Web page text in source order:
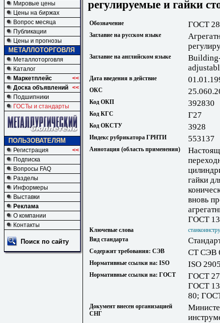
Мировые цены
Цены на биржах
Вопрос месяца
Публикации
Цены и прогнозы
МЕТАЛЛОТОРГОВЛЯ
Металлоторговля
Каталог
Маркетплейс
<<
Доска объявлений <<
Подшипники
ГОСТы и стандарты
ПОЛЬЗОВАТЕЛЯМ
Регистрация
<<
Подписка
Вопросы FAQ
Разделы
Информеры
Выставки
Реклама
О компании
Контакты
Поиск по сайту
регулируемые и гайки
Обозначение ГОСТ
Заглавие на русском языке
Заглавие на английском языке
Дата введения в действие
ОКС
Код ОКП 392830
Код КГС Г27
Код ОКСТУ 3928
Индекс рубрикатора ГРНТИ 553137
Аннотация (область применения)
гайки
вновь
ГОСТ
Ключевые слова
Вид стандарта
Содержит требования: СЭВ СТ СЭВ
Нормативные ссылки на: ISO ISO
Нормативные ссылки на: ГОСТ
ГОСТ
ГОСТ
80;
Документ внесен организацией
СНГ